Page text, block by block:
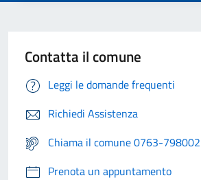
Contatta il comune
Leggi le domande frequenti
Richiedi Assistenza
Chiama il comune 0763-798002
Prenota un appuntamento